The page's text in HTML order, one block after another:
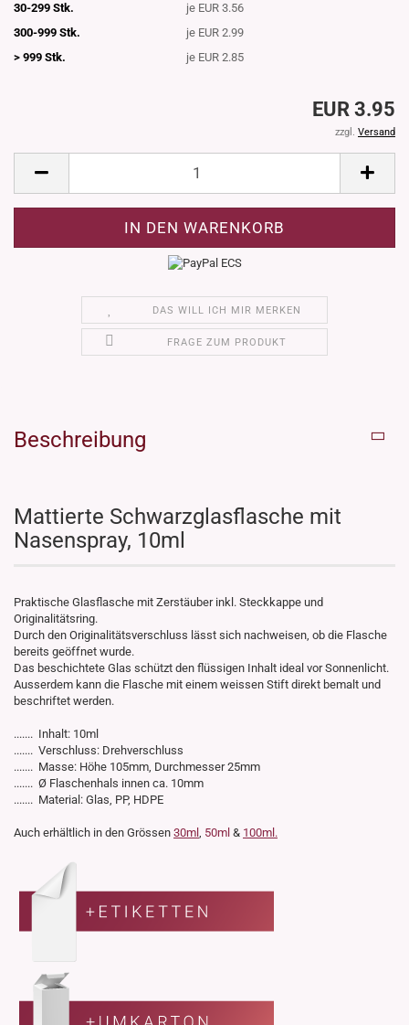
30-299 Stk.
je EUR 3.56
300-999 Stk.
je EUR 2.99
> 999 Stk.
je EUR 2.85
EUR 3.95
zzgl. Versand
DAS WILL ICH MIR MERKEN
FRAGE ZUM PRODUKT
Beschreibung
Mattierte Schwarzglasflasche mit
Nasenspray, 10ml
Praktische Glasflasche mit Zerstäuber inkl. Steckkappe und
Originalitätsring.
Durch den Originalitätsverschluss lässt sich nachweisen, ob die Flasche
bereits geöffnet wurde.
Das beschichtete Glas schützt den flüssigen Inhalt ideal vor Sonnenlicht.
Ausserdem kann die Flasche mit einem weissen Stift direkt bemalt und
beschriftet werden.
....... Inhalt: 10ml
....... Verschluss: Drehverschluss
....... Masse: Höhe 105mm, Durchmesser 25mm
....... Ø Flaschenhals innen ca. 10mm
....... Material: Glas, PP, HDPE
Auch erhältlich in den Grössen 30ml , 50ml & 100ml.